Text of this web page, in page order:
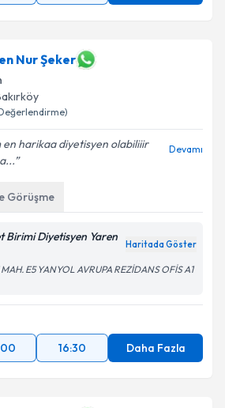
Nur Şeker
en harikaa diyetisyen olabiliiir
Devamı
Görüşme
Birimi Diyetisyen Yaren
Haritada Göster
E5 YANYOL AVRUPA REZİDANS OFİS A1
16:30 Daha Fazla